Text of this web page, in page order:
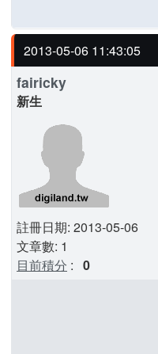
2013-05-06 11:43:05
fairicky
新生
註冊日期: 2013-05-06
文章數: 1
目前積分 : 0